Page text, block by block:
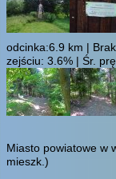
odcinka:6.9 km |
zejściu: 3.6% | Śr.
Miasto powiatowe w
mieszk.)